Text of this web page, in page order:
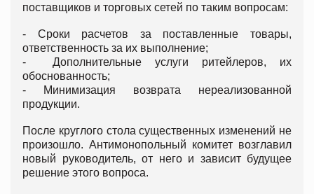
поставщиков и торговых сетей по таким вопросам:
- Сроки расчетов за поставленные товары,
ответственность за их выполнение;
- Дополнительные услуги ритейлеров, их
обоснованность;
- Минимизация возврата нереализованной
продукции.
После круглого стола существенных изменений не
произошло. Антимонопольный комитет возглавил
новый руководитель, от него и зависит будущее
решение этого вопроса.